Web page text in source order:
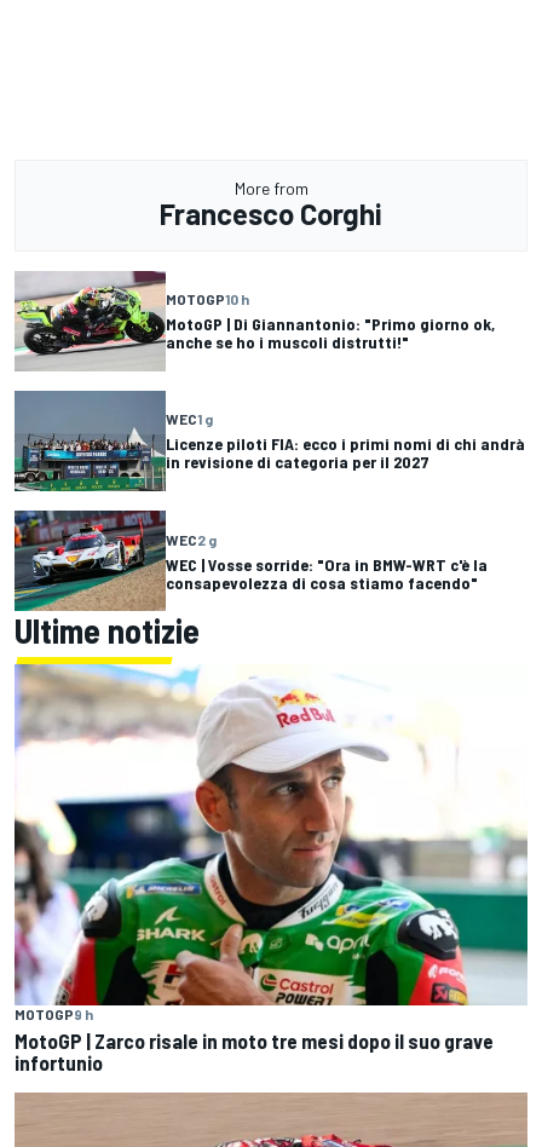
More from
Francesco Corghi
MOTOGP10 h
MotoGP | Di Giannantonio: "Primo giorno ok,
anche se ho i muscoli distrutti!"
WEC1 g
Licenze piloti FIA: ecco i primi nomi di chi andrà
in revisione di categoria per il 2027
WEC2 g
WEC | Vosse sorride: "Ora in BMW-WRT c'è la
consapevolezza di cosa stiamo facendo"
Ultime notizie
MOTOGP9 h
MotoGP | Zarco risale in moto tre mesi dopo il suo grave
infortunio